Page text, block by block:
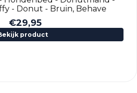
- Donut - Bruin, Behave
€29,95
product